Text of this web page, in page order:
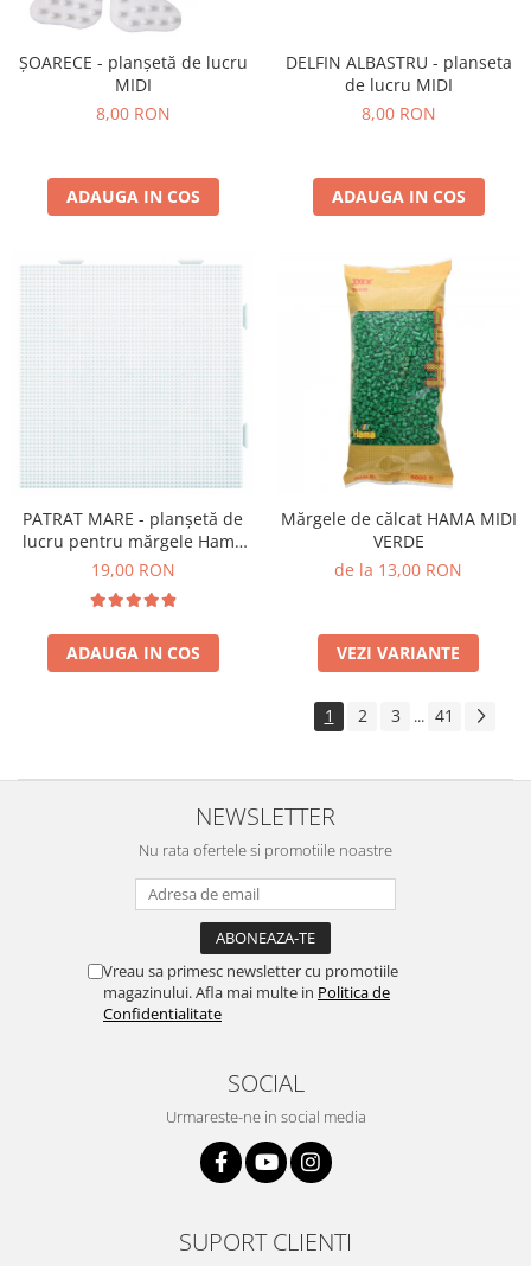
ȘOARECE - planșetă de lucru
MIDI
8,00 RON
ADAUGA IN COS
DELFIN ALBASTRU - planseta
de lucru MIDI
8,00 RON
ADAUGA IN COS
PATRAT MARE - planșetă de
lucru pentru mărgele Hama
mini
19,00 RON
ADAUGA IN COS
Mărgele de călcat HAMA MIDI
VERDE
de la 13,00 RON
VEZI VARIANTE
1 2 3 ... 41
NEWSLETTER
Nu rata ofertele si promotiile noastre
Vreau sa primesc newsletter cu promotiile
magazinului. Afla mai multe in Politica de
Confidentialitate
SOCIAL
Urmareste-ne in social media
SUPORT CLIENTI